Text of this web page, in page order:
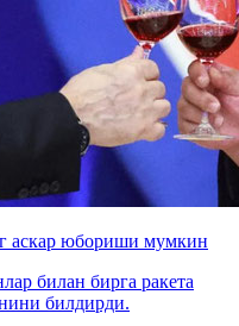
аскар юбориши мумкин
билан бирга ракета
билдирди.